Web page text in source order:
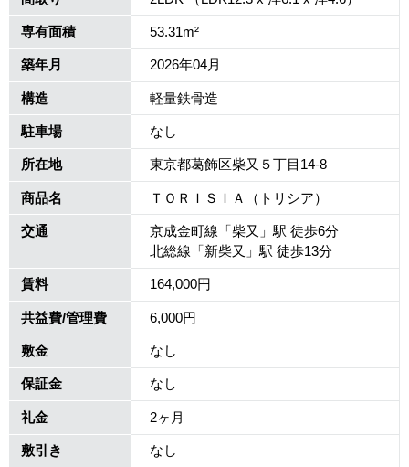
賃料 164,000円
共益費/管理費 6,000円
敷金 なし
保証金 なし
礼金 2ヶ月
敷引き なし
専有面積 53.31m²
築年月 2026年04月
構造 軽量鉄骨造
駐車場 なし
所在地 東京都葛飾区柴又５丁目14-8
商品名 ＴＯＲＩＳＩＡ（トリシア）
交通
京成金町線「柴又」駅 徒歩6分
北総線「新柴又」駅 徒歩13分